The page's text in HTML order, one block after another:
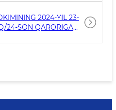
KAMAYTIRISH
FARMONI IJROSI
2024-YIL 23-
24-SON QARORIGA